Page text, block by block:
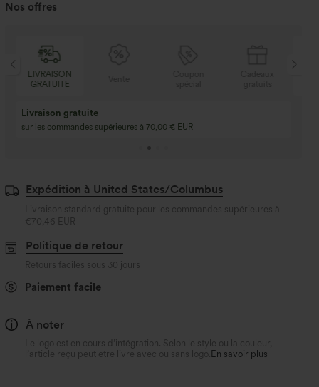
Nos offres
Vente
3 achetés, 1 offert
Achetez 4 pour 3, achetez 8 pour 6
Expédition à United States/Columbus
Livraison standard gratuite pour les commandes supérieures à
€70,46 EUR
Politique de retour
Retours faciles sous 30 jours
Paiement facile
À noter
Le logo est en cours d’intégration. Selon le style ou la couleur,
l’article reçu peut être livré avec ou sans logo. En savoir plus